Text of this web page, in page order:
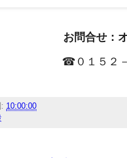
お問合せ：
☎０１５２
10:00:00